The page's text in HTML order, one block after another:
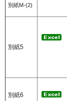
別紙M-(2)
別紙5
別紙6